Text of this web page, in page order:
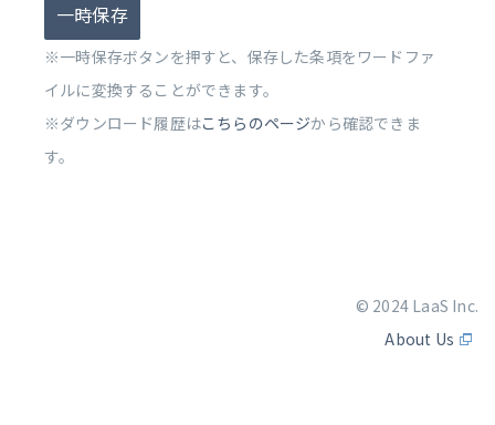
一時保存
※一時保存ボタンを押すと、保存した条項をワードファ
イルに変換することができます。
※ダウンロード履歴はこちらのページから確認できま
す。
© 2024 LaaS Inc.
About Us